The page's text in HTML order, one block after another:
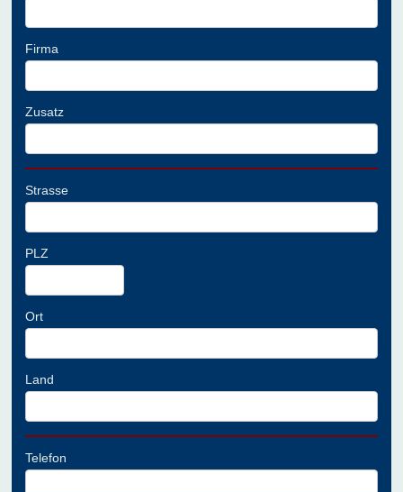
Firma
Zusatz
Strasse
PLZ
Ort
Land
Telefon